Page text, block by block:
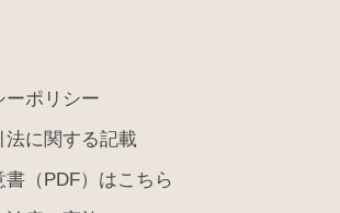
ーポリシー
法に関する記載
書（PDF）はこちら